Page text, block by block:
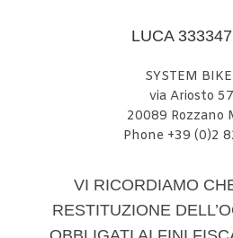
LUCA
SYSTEM
via Ariosto
20089 Rozzano
Phone +39 (0)2
VI RICORDIAMO
RESTITUZIONE